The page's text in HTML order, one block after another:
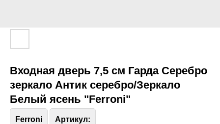
Входная дверь 7,5 см Гарда Серебро
зеркало Антик серебро/Зеркало
Белый ясень "Ferroni"
Ferroni Артикул: